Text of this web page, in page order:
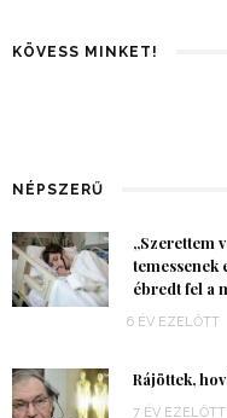
KÖVESS MINKET!
NÉPSZERŰ
„Szerettem
temessenek
ébredt fel a
6 ÉV EZELŐTT
Rájöttek,
7 ÉV EZELŐTT